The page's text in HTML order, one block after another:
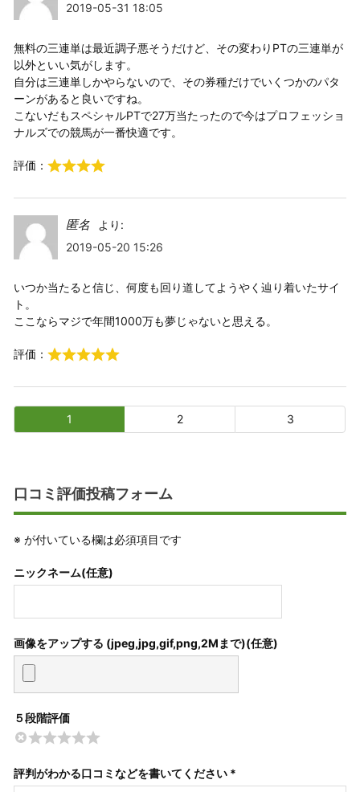
2019-05-31 18:05
無料の三連単は最近調子悪そうだけど、その変わりPTの三連単が
以外といい気がします。
自分は三連単しかやらないので、その券種だけでいくつかのパタ
ーンがあると良いですね。
こないだもスペシャルPTで27万当たったので今はプロフェッショ
ナルズでの競馬が一番快適です。
評価：
匿名
より:
2019-05-20 15:26
いつか当たると信じ、何度も回り道してようやく辿り着いたサイ
ト。
ここならマジで年間1000万も夢じゃないと思える。
評価：
1 2 3
口コミ評価投稿フォーム
※ が付いている欄は必須項目です
ニックネーム(任意)
画像をアップする (jpeg,jpg,gif,png,2Mまで)
５段階評価
評判がわかる口コミなどを書いてください *